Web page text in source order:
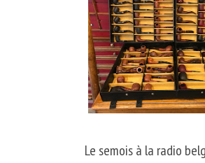
Le semois à la radio